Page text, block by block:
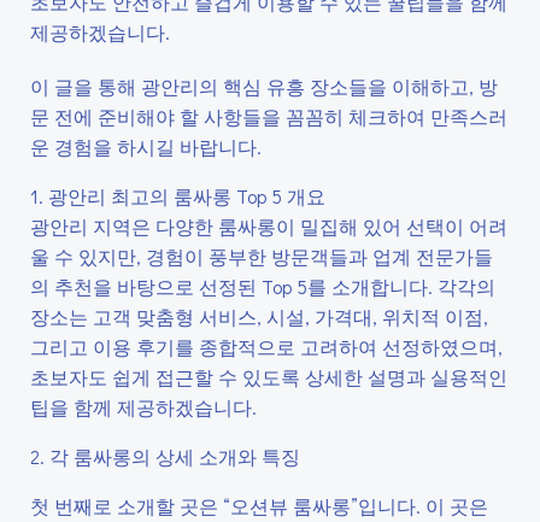
제공하겠습니다.
이 글을 통해 광안리의 핵심 유흥 장소들을 이해하고, 방
문 전에 준비해야 할 사항들을 꼼꼼히 체크하여 만족스러
운 경험을 하시길 바랍니다.
1. 광안리 최고의 룸싸롱 Top 5 개요
광안리 지역은 다양한 룸싸롱이 밀집해 있어 선택이 어려
울 수 있지만, 경험이 풍부한 방문객들과 업계 전문가들
의 추천을 바탕으로 선정된 Top 5를 소개합니다. 각각의
장소는 고객 맞춤형 서비스, 시설, 가격대, 위치적 이점,
그리고 이용 후기를 종합적으로 고려하여 선정하였으며,
초보자도 쉽게 접근할 수 있도록 상세한 설명과 실용적인
팁을 함께 제공하겠습니다.
2. 각 룸싸롱의 상세 소개와 특징
첫 번째로 소개할 곳은 “오션뷰 룸싸롱”입니다. 이 곳은